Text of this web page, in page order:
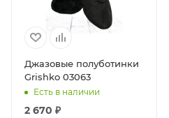
Джазовые полуботинки
Grishko 03063
Есть в наличии
2 670 ₽